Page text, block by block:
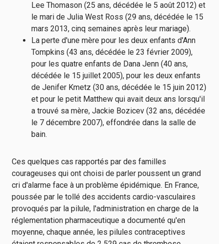
Lee Thomason (25 ans, décédée le 5 août 2012) et
le mari de Julia West Ross (29 ans, décédée le 15
mars 2013, cinq semaines après leur mariage).
La perte d'une mère pour les deux enfants d'Ann
Tompkins (43 ans, décédée le 23 février 2009),
pour les quatre enfants de Dana Jenn (40 ans,
décédée le 15 juillet 2005), pour les deux enfants
de Jenifer Kmetz (30 ans, décédée le 15 juin 2012)
et pour le petit Matthew qui avait deux ans lorsqu'il
a trouvé sa mère, Jackie Bozicev (32 ans, décédée
le 7 décembre 2007), effondrée dans la salle de
bain.
Ces quelques cas rapportés par des familles
courageuses qui ont choisi de parler poussent un grand
cri d'alarme face à un problème épidémique. En France,
poussée par le tollé des accidents cardio-vasculaires
provoqués par la pilule, l'administration en charge de la
réglementation pharmaceutique a documenté qu'en
moyenne, chaque année, les pilules contraceptives